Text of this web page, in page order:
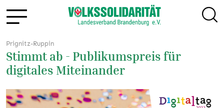
Prignitz-Ruppin
Stimmt ab - Publikumspreis für
digitales Miteinander